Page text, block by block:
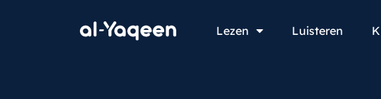
Lezen Luisteren